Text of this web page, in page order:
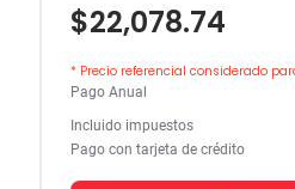
$22,078.74
* Precio referencial considerado
Pago Anual
Incluido impuestos
Pago con tarjeta de crédito